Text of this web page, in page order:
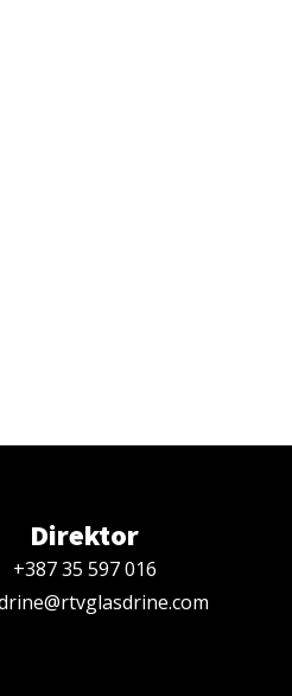
Direktor
+387 35 597 016